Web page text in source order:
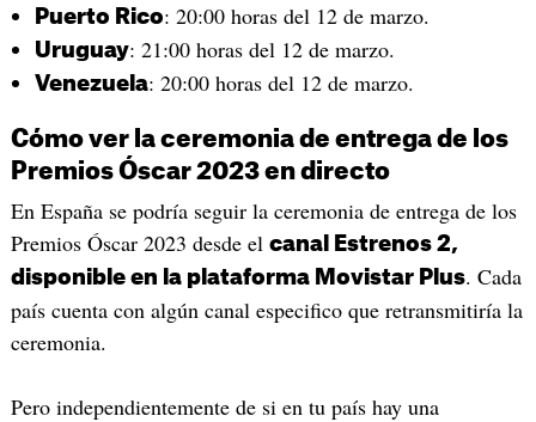
Puerto Rico: 20:00 horas del 12 de marzo.
Uruguay: 21:00 horas del 12 de marzo.
Venezuela: 20:00 horas del 12 de marzo.
Cómo ver la ceremonia de entrega de los
Premios Óscar 2023 en directo
En España se podría seguir la ceremonia de entrega de los
Premios Óscar 2023 desde el canal Estrenos 2,
disponible en la plataforma Movistar Plus. Cada
país cuenta con algún canal especifico que retransmitiría la
ceremonia.
Pero independientemente de si en tu país hay una